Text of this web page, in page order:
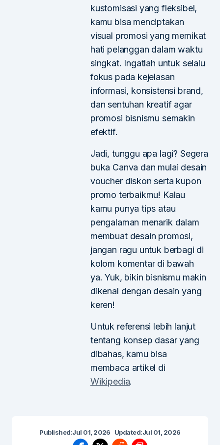
kustomisasi yang fleksibel,
kamu bisa menciptakan
visual promosi yang memikat
hati pelanggan dalam waktu
singkat. Ingatlah untuk selalu
fokus pada kejelasan
informasi, konsistensi brand,
dan sentuhan kreatif agar
promosi bisnismu semakin
efektif.
Jadi, tunggu apa lagi? Segera
buka Canva dan mulai desain
voucher diskon serta kupon
promo terbaikmu! Kalau
kamu punya tips atau
pengalaman menarik dalam
membuat desain promosi,
jangan ragu untuk berbagi di
kolom komentar di bawah
ya. Yuk, bikin bisnismu makin
dikenal dengan desain yang
keren!
Untuk referensi lebih lanjut
tentang konsep dasar yang
dibahas, kamu bisa
membaca artikel di
Wikipedia.
Published:Jul 01, 2026 Updated:Jul 01, 2026